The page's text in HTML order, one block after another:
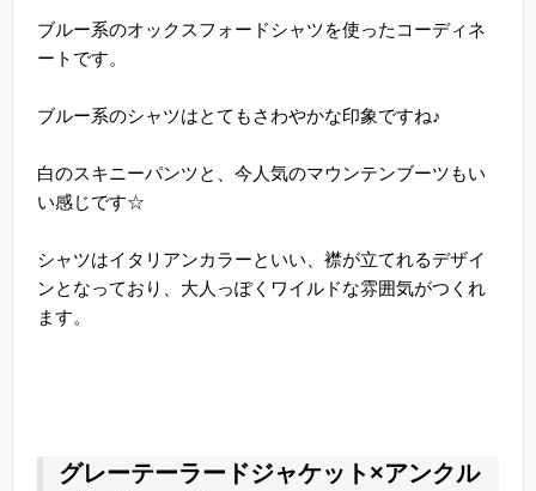
ブルー系のオックスフォードシャツを使ったコーディネ
ートです。
ブルー系のシャツはとてもさわやかな印象ですね♪
白のスキニーパンツと、今人気のマウンテンブーツもい
い感じです☆
シャツはイタリアンカラーといい、襟が立てれるデザイ
ンとなっており、大人っぽくワイルドな雰囲気がつくれ
ます。
グレーテーラードジャケット×アンクル